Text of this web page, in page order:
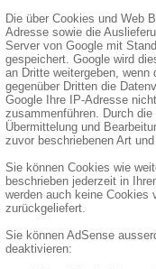
Die über Cookies und Web
Adresse sowie die
Server von Google mit
gespeichert. Google wird
an Dritte weitergeben,
gegenüber Dritten die
Google Ihre IP-Adresse
zusammenführen. Durch
Übermittelung und
zuvor beschriebenen Art
Sie können Cookies wie
beschrieben jederzeit in
werden auch keine Cookies
zurückgeliefert.
Sie können AdSense
deaktivieren: